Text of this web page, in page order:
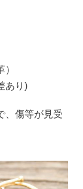
あり)
、傷等が見受